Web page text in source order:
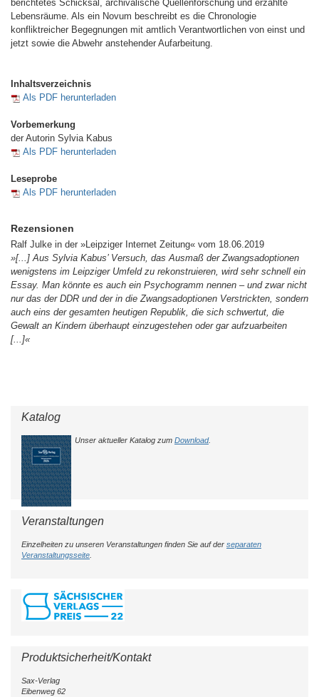
berichtetes Schicksal, archivalische Quellenforschung und erzählte
Lebensräume. Als ein Novum beschreibt es die Chronologie
konfliktreicher Begegnungen mit amtlich Verantwortlichen von einst und
jetzt sowie die Abwehr anstehender Aufarbeitung.
Inhaltsverzeichnis
Als PDF herunterladen
Vorbemerkung
der Autorin Sylvia Kabus
Als PDF herunterladen
Leseprobe
Als PDF herunterladen
Rezensionen
Ralf Julke in der »Leipziger Internet Zeitung« vom 18.06.2019
»[...] Aus Sylvia Kabus’ Versuch, das Ausmaß der Zwangsadoptionen
wenigstens im Leipziger Umfeld zu rekonstruieren, wird sehr schnell ein
Essay. Man könnte es auch ein Psychogramm nennen – und zwar nicht
nur das der DDR und der in die Zwangsadoptionen Verstrickten, sondern
auch eins der gesamten heutigen Republik, die sich schwertut, die
Gewalt an Kindern überhaupt einzugestehen oder gar aufzuarbeiten
[...]«
Katalog
Unser aktueller Katalog zum Download.
Veranstaltungen
Einzelheiten zu unseren Veranstaltungen finden Sie auf der separaten
Veranstaltungsseite
Produktsicherheit/Kontakt
Sax-Verlag
Eibenweg 62